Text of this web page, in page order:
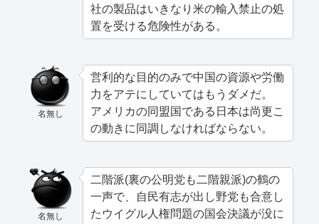
社の製品はいきなり米の輸入禁止の処
置を受ける危険性がある。
名無し
営利的な目的のみで中国の資源や労働
力をアテにしていてはもうダメだ。
アメリカの同盟国である日本は尚更こ
の動きに同調しなければならない。
名無し
二階派(裏の公明党も二階親派)の鶴の
一声で、自民有志が出し野党も合意し
たウイグル人権問題の国会決議が没に